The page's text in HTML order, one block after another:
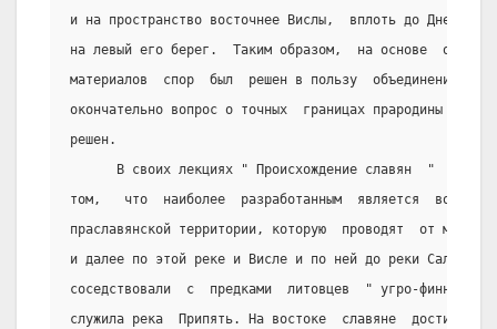
и на пространство восточнее Вислы,  вплоть до Днепра,
на левый его берег.  Таким образом,  на основе
материалов  спор  был  решен в пользу  объединения
окончательно вопрос о точных  границах прародины
решен.
В своих лекциях " Происхождение славян  "  М.И.
том,   что  наиболее  разработанным  является  вопрос
праславянской территории, которую  проводят  от моря
и далее по этой реке и Висле и по ней до реки Сала.
соседствовали  с  предками  литовцев  " угро-финнов
служила река  Припять. На востоке  славяне